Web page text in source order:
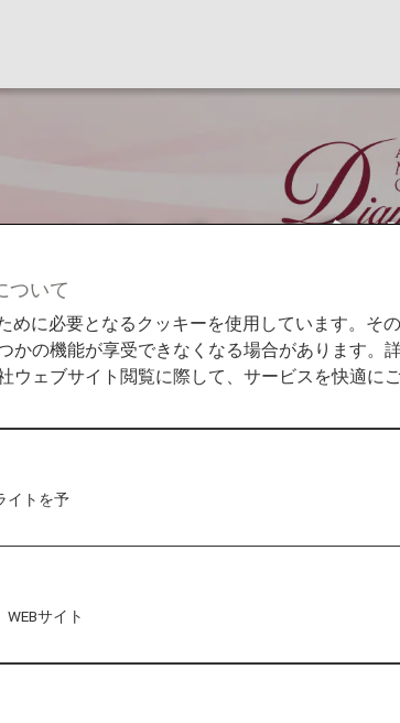
タグのご案内
2023年度 「ダイヤ
ビス」メンバー限
典・ネームタグのご
感謝の気持ちを込めて、お好きなコース
ついて
に必要となるクッキーを使用しています。そ
かの機能が享受できなくなる場合があります。
ウェブサイト閲覧に際して、サービスを快適に
イトを予
サイト